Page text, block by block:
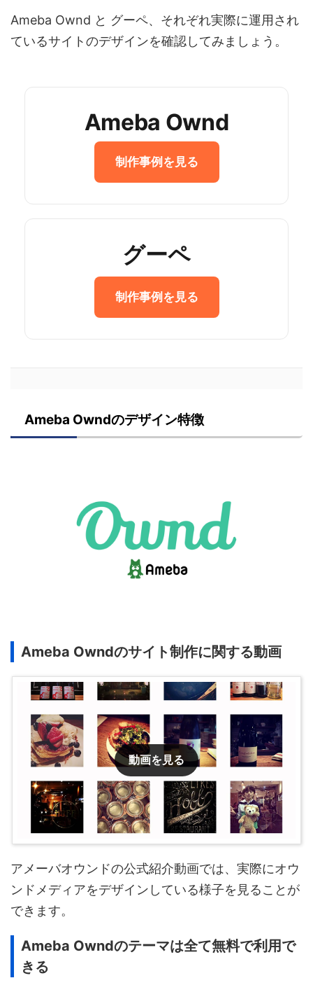
Ameba Ownd と グーペ、それぞれ実際に運用され
ているサイトのデザインを確認してみましょう。
Ameba Ownd
制作事例を見る
グーペ
制作事例を見る
Ameba Owndのデザイン特徴
Ameba Owndのサイト制作に関する動画
動画を見る
アメーバオウンドの公式紹介動画では、実際にオウ
ンドメディアをデザインしている様子を見ることが
できます。
Ameba Owndのテーマは全て無料で利用で
きる